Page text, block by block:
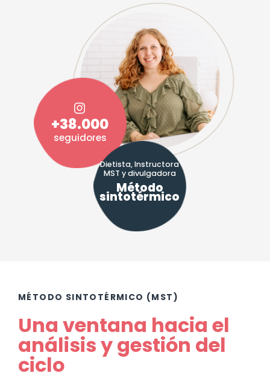
+38.000
seguidores
Dietista, Instructora
MST y divulgadora
Método
sintotérmico
MÉTODO SINTOTÉRMICO (MST)
Una ventana hacia el
análisis y gestión del
ciclo